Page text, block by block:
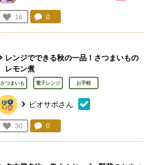
お気に入り登録：
16
人が登録
コメント：
0
レンジでできる秋の一品！さつまいもの
レモン煮
さつまいも 電子レンジ お手軽
ビオサポさん
お気に入り登録：
30
人が登録
コメント：
0